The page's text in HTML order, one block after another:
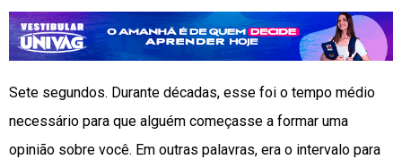
Sete segundos. Durante décadas, esse foi o tempo médio
necessário para que alguém começasse a formar uma
opinião sobre você. Em outras palavras, era o intervalo para